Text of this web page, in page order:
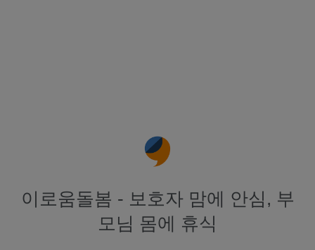
이로움돌봄 - 보호자 맘에 안심, 부
모님 몸에 휴식